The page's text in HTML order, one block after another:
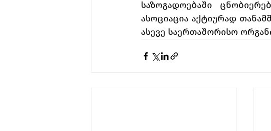
საზოგადოებაში
ასოციაცია აქტიურად
ასევე საერთაშორისო